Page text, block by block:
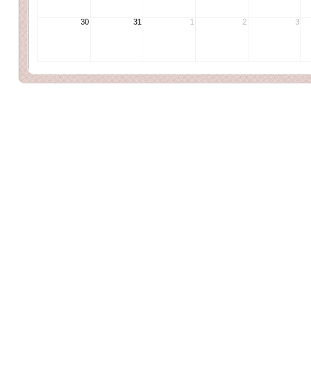
30 31 1 2 3